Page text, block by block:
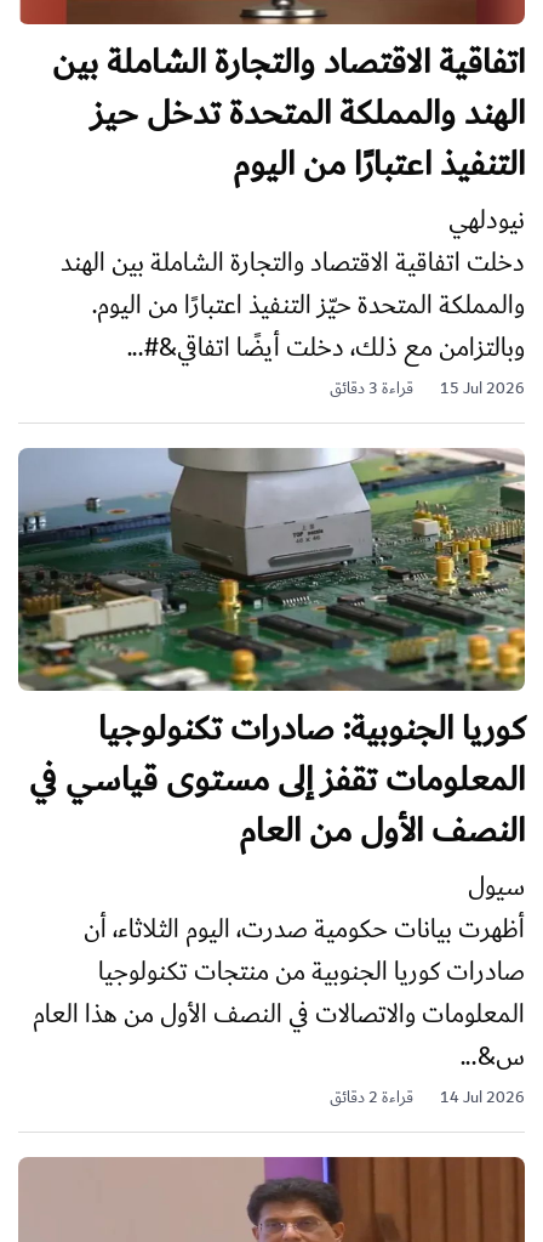
اتفاقية الاقتصاد والتجارة الشاملة بين
الهند والمملكة المتحدة تدخل حيز
التنفيذ اعتبارًا من اليوم
نيودلهي
دخلت اتفاقية الاقتصاد والتجارة الشاملة بين الهند
والمملكة المتحدة حيّز التنفيذ اعتبارًا من اليوم.
وبالتزامن مع ذلك، دخلت أيضًا اتفاقي&#...
15 Jul 2026 قراءة 3 دقائق
كوريا الجنوبية: صادرات تكنولوجيا
المعلومات تقفز إلى مستوى قياسي في
النصف الأول من العام
سيول
أظهرت بيانات حكومية صدرت، اليوم الثلاثاء، أن
صادرات كوريا الجنوبية من منتجات تكنولوجيا
المعلومات والاتصالات في النصف الأول من هذا العام
س&...
14 Jul 2026 قراءة 2 دقائق